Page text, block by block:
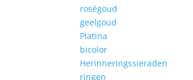
roségoud
geelgoud
Platina
bicolor
Herinneringssieraden
ringen